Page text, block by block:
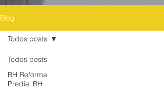
Blog
Todos posts
BH Reforma
Predial BH
Todos posts